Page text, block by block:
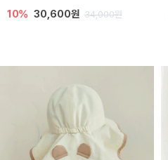
10% 30,600원 34,000원